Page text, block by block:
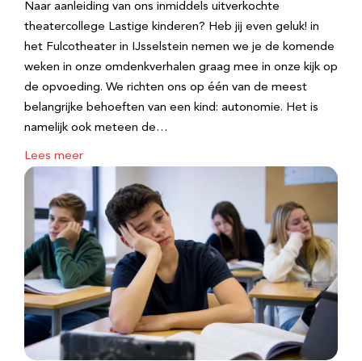
Naar aanleiding van ons inmiddels uitverkochte
theatercollege Lastige kinderen? Heb jij even geluk! in
het Fulcotheater in IJsselstein nemen we je de komende
weken in onze omdenkverhalen graag mee in onze kijk op
de opvoeding. We richten ons op één van de meest
belangrijke behoeften van een kind: autonomie. Het is
namelijk ook meteen de…
Lees meer